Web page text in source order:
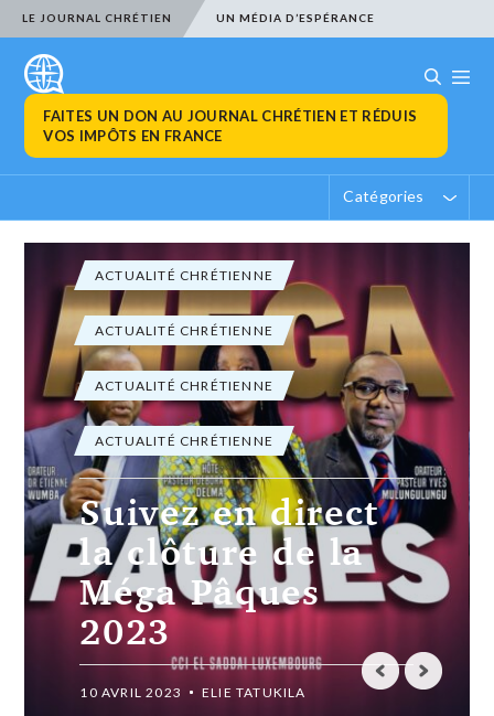
LE JOURNAL CHRÉTIEN UN MÉDIA D’ESPÉRANCE
FAITES UN DON AU JOURNAL CHRÉTIEN ET RÉDUIS
VOS IMPÔTS EN FRANCE
Catégories
ACTUALITÉ CHRÉTIENNE
ACTUALITÉ CHRÉTIENNE
ACTUALITÉ CHRÉTIENNE
ACTUALITÉ CHRÉTIENNE
Suivez en direct
la clôture de la
Méga Pâques
2023
10 AVRIL 2023 ELIE TATUKILA